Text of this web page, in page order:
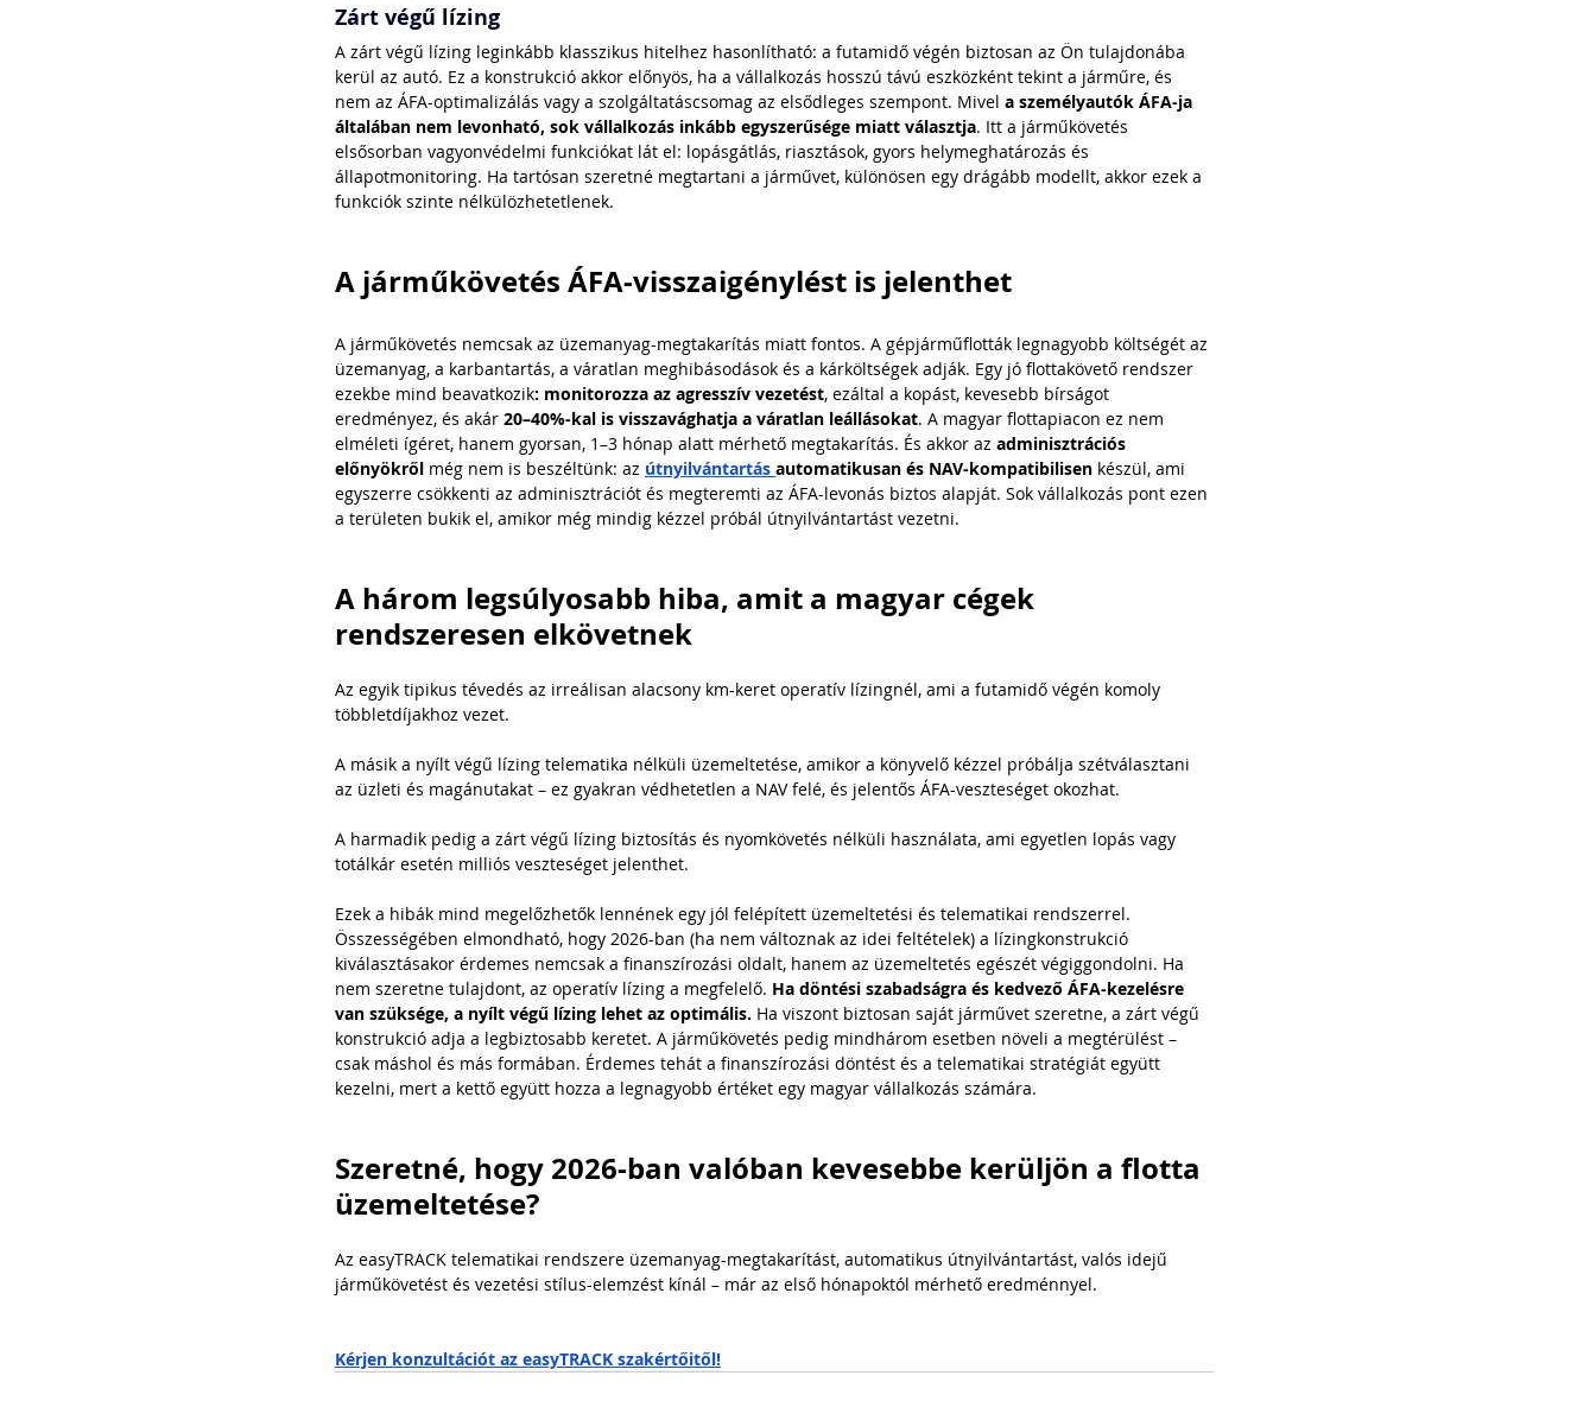
Zárt végű lízing
A zárt végű lízing leginkább klasszikus hitelhez hasonlítható: a futamidő végén biztosan az Ön tulajdonába
kerül az autó. Ez a konstrukció akkor előnyös, ha a vállalkozás hosszú távú eszközként tekint a járműre, és
nem az ÁFA-optimalizálás vagy a szolgáltatáscsomag az elsődleges szempont. Mivel a személyautók ÁFA-ja
általában nem levonható, sok vállalkozás inkább egyszerűsége miatt választja. Itt a járműkövetés
elsősorban vagyonvédelmi funkciókat lát el: lopásgátlás, riasztások, gyors helymeghatározás és
állapotmonitoring. Ha tartósan szeretné megtartani a járművet, különösen egy drágább modellt, akkor ezek a
funkciók szinte nélkülözhetetlenek.
A járműkövetés ÁFA-visszaigénylést is jelenthet
A járműkövetés nemcsak az üzemanyag-megtakarítás miatt fontos. A gépjárműflották legnagyobb költségét az
üzemanyag, a karbantartás, a váratlan meghibásodások és a kárköltségek adják. Egy jó flottakövető rendszer
ezekbe mind beavatkozik: monitorozza az agresszív vezetést, ezáltal a kopást, kevesebb bírságot
eredményez, és akár 20–40%-kal is visszavághatja a váratlan leállásokat. A magyar flottapiacon ez nem
elméleti ígéret, hanem gyorsan, 1–3 hónap alatt mérhető megtakarítás. És akkor az adminisztrációs
előnyökről még nem is beszéltünk: az útnyilvántartás automatikusan és NAV-kompatibilisen készül, ami
egyszerre csökkenti az adminisztrációt és megteremti az ÁFA-levonás biztos alapját. Sok vállalkozás pont ezen
a területen bukik el, amikor még mindig kézzel próbál útnyilvántartást vezetni.
A három legsúlyosabb hiba, amit a magyar cégek
rendszeresen elkövetnek
Az egyik tipikus tévedés az irreálisan alacsony km-keret operatív lízingnél, ami a futamidő végén komoly
többletdíjakhoz vezet.
A másik a nyílt végű lízing telematika nélküli üzemeltetése, amikor a könyvelő kézzel próbálja szétválasztani
az üzleti és magánutakat – ez gyakran védhetetlen a NAV felé, és jelentős ÁFA-veszteséget okozhat.
A harmadik pedig a zárt végű lízing biztosítás és nyomkövetés nélküli használata, ami egyetlen lopás vagy
totálkár esetén milliós veszteséget jelenthet.
Ezek a hibák mind megelőzhetők lennének egy jól felépített üzemeltetési és telematikai rendszerrel.
Összességében elmondható, hogy 2026-ban (ha nem változnak az idei feltételek) a lízingkonstrukció
kiválasztásakor érdemes nemcsak a finanszírozási oldalt, hanem az üzemeltetés egészét végiggondolni. Ha
nem szeretne tulajdont, az operatív lízing a megfelelő. Ha döntési szabadságra és kedvező ÁFA-kezelésre
van szüksége, a nyílt végű lízing lehet az optimális. Ha viszont biztosan saját járművet szeretne, a zárt végű
konstrukció adja a legbiztosabb keretet. A járműkövetés pedig mindhárom esetben növeli a megtérülést –
csak máshol és más formában. Érdemes tehát a finanszírozási döntést és a telematikai stratégiát együtt
kezelni, mert a kettő együtt hozza a legnagyobb értéket egy magyar vállalkozás számára.
Szeretné, hogy 2026-ban valóban kevesebbe kerüljön a flotta
üzemeltetése?
Az easyTRACK telematikai rendszere üzemanyag-megtakarítást, automatikus útnyilvántartást, valós idejű
járműkövetést és vezetési stílus-elemzést kínál – már az első hónapoktól mérhető eredménnyel.
Kérjen konzultációt az easyTRACK szakértőitől!